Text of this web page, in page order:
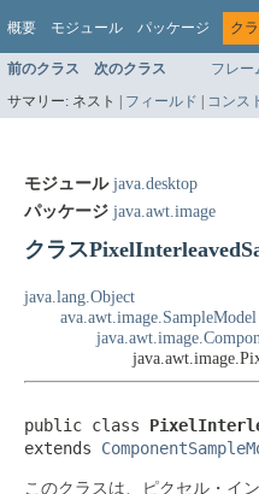
概要 モジュール パッケージ ク
前のクラス 次のクラス フレー
サマリー: ネスト | フィールド | コンス
モジュール java.desktop
パッケージ java.awt.image
クラス
java.lang.Object
ava.awt.image.SampleModel
public class
extends
このクラスは、ピクセル・イ